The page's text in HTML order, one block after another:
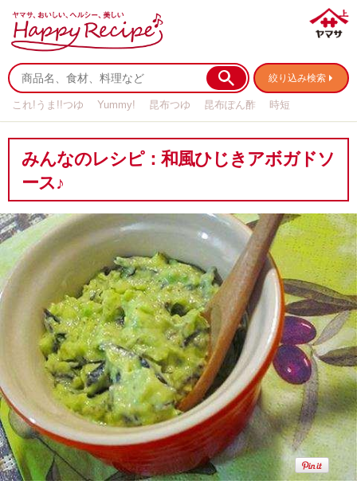
絞り込み検索
これ!うま!!つゆ Yummy! 昆布つゆ 昆布ぽん酢
時短
みんなのレシピ：和風ひじきアボガドソ
ース♪